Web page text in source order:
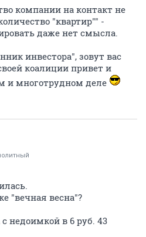
компании на контакт не
"квартир"" -
даже нет смысла.
инвестора", зовут вас
коалиции привет и
и многотрудном деле
"вечная весна"?
недоимкой в 6 руб. 43